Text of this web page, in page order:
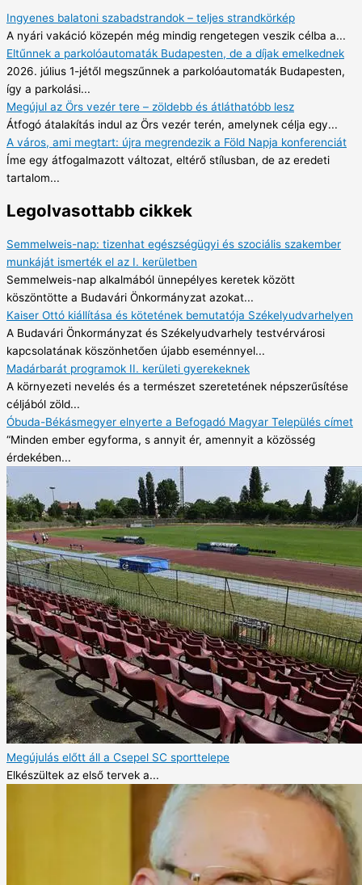
Ingyenes balatoni szabadstrandok – teljes strandkörkép
A nyári vakáció közepén még mindig rengetegen veszik célba a...
Eltűnnek a parkolóautomaták Budapesten, de a díjak emelkednek
2026. július 1-jétől megszűnnek a parkolóautomaták Budapesten,
így a parkolási...
Megújul az Örs vezér tere – zöldebb és átláthatóbb lesz
Átfogó átalakítás indul az Örs vezér terén, amelynek célja egy...
A város, ami megtart: újra megrendezik a Föld Napja konferenciát
Íme egy átfogalmazott változat, eltérő stílusban, de az eredeti
tartalom...
Legolvasottabb cikkek
Semmelweis-nap: tizenhat egészségügyi és szociális szakember
munkáját ismerték el az I. kerületben
Semmelweis-nap alkalmából ünnepélyes keretek között
köszöntötte a Budavári Önkormányzat azokat...
Kaiser Ottó kiállítása és kötetének bemutatója Székelyudvarhelyen
A Budavári Önkormányzat és Székelyudvarhely testvérvárosi
kapcsolatának köszönhetően újabb eseménnyel...
Madárbarát programok II. kerületi gyerekeknek
A környezeti nevelés és a természet szeretetének népszerűsítése
céljából zöld...
Óbuda-Békásmegyer elnyerte a Befogadó Magyar Település címet
“Minden ember egyforma, s annyit ér, amennyit a közösség
érdekében...
Megújulás előtt áll a Csepel SC sporttelepe
Elkészültek az első tervek a...